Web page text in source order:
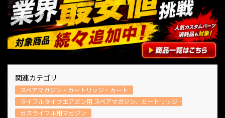
関連カテゴリ
スペアマガジン・カートリッジ・カート
ライフルタイプエアガン用 スペアマガジン、カートリッジ
ガスライフル用マガジン